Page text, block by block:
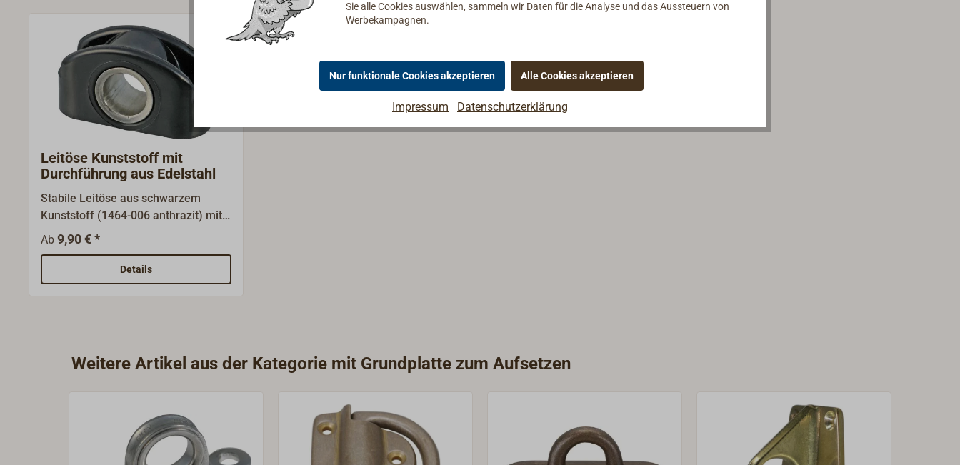
Leitöse Kunststoff mit
Durchführung aus Edelstahl
Stabile Leitöse aus schwarzem
Kunststoff (1464-006 anthrazit) mit
Durchführung aus Edelstahl.
Ab 9,90 € *
Details
Weitere Artikel aus der Kategorie mit Grundplatte zum Aufsetzen
Sie alle Cookies auswählen, sammeln wir Daten für die Analyse und das Aussteuern von
Werbekampagnen.
Nur funktionale Cookies akzeptieren Alle Cookies akzeptieren
Impressum Datenschutzerklärung